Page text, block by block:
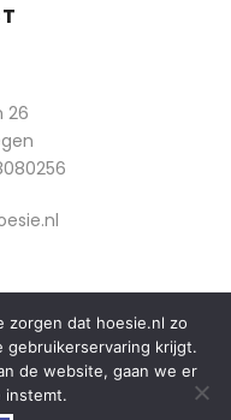
26
All rights reserved.
zorgen dat hoesie.nl zo
gebruikerservaring krijgt.
de website, gaan we er
instemt.